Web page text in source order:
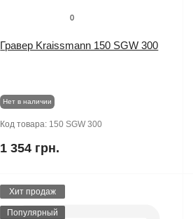
0
Гравер Kraissmann 150 SGW 300
Нет в наличии
Код товара: 150 SGW 300
1 354 грн.
Хит продаж
Популярный